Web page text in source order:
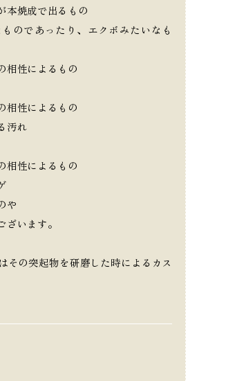
本焼成で出るもの
のであったり、エクボみたいなも
相性によるもの
相性によるもの
汚れ
相性によるもの
や
います。
の突起物を研磨した時によるカス